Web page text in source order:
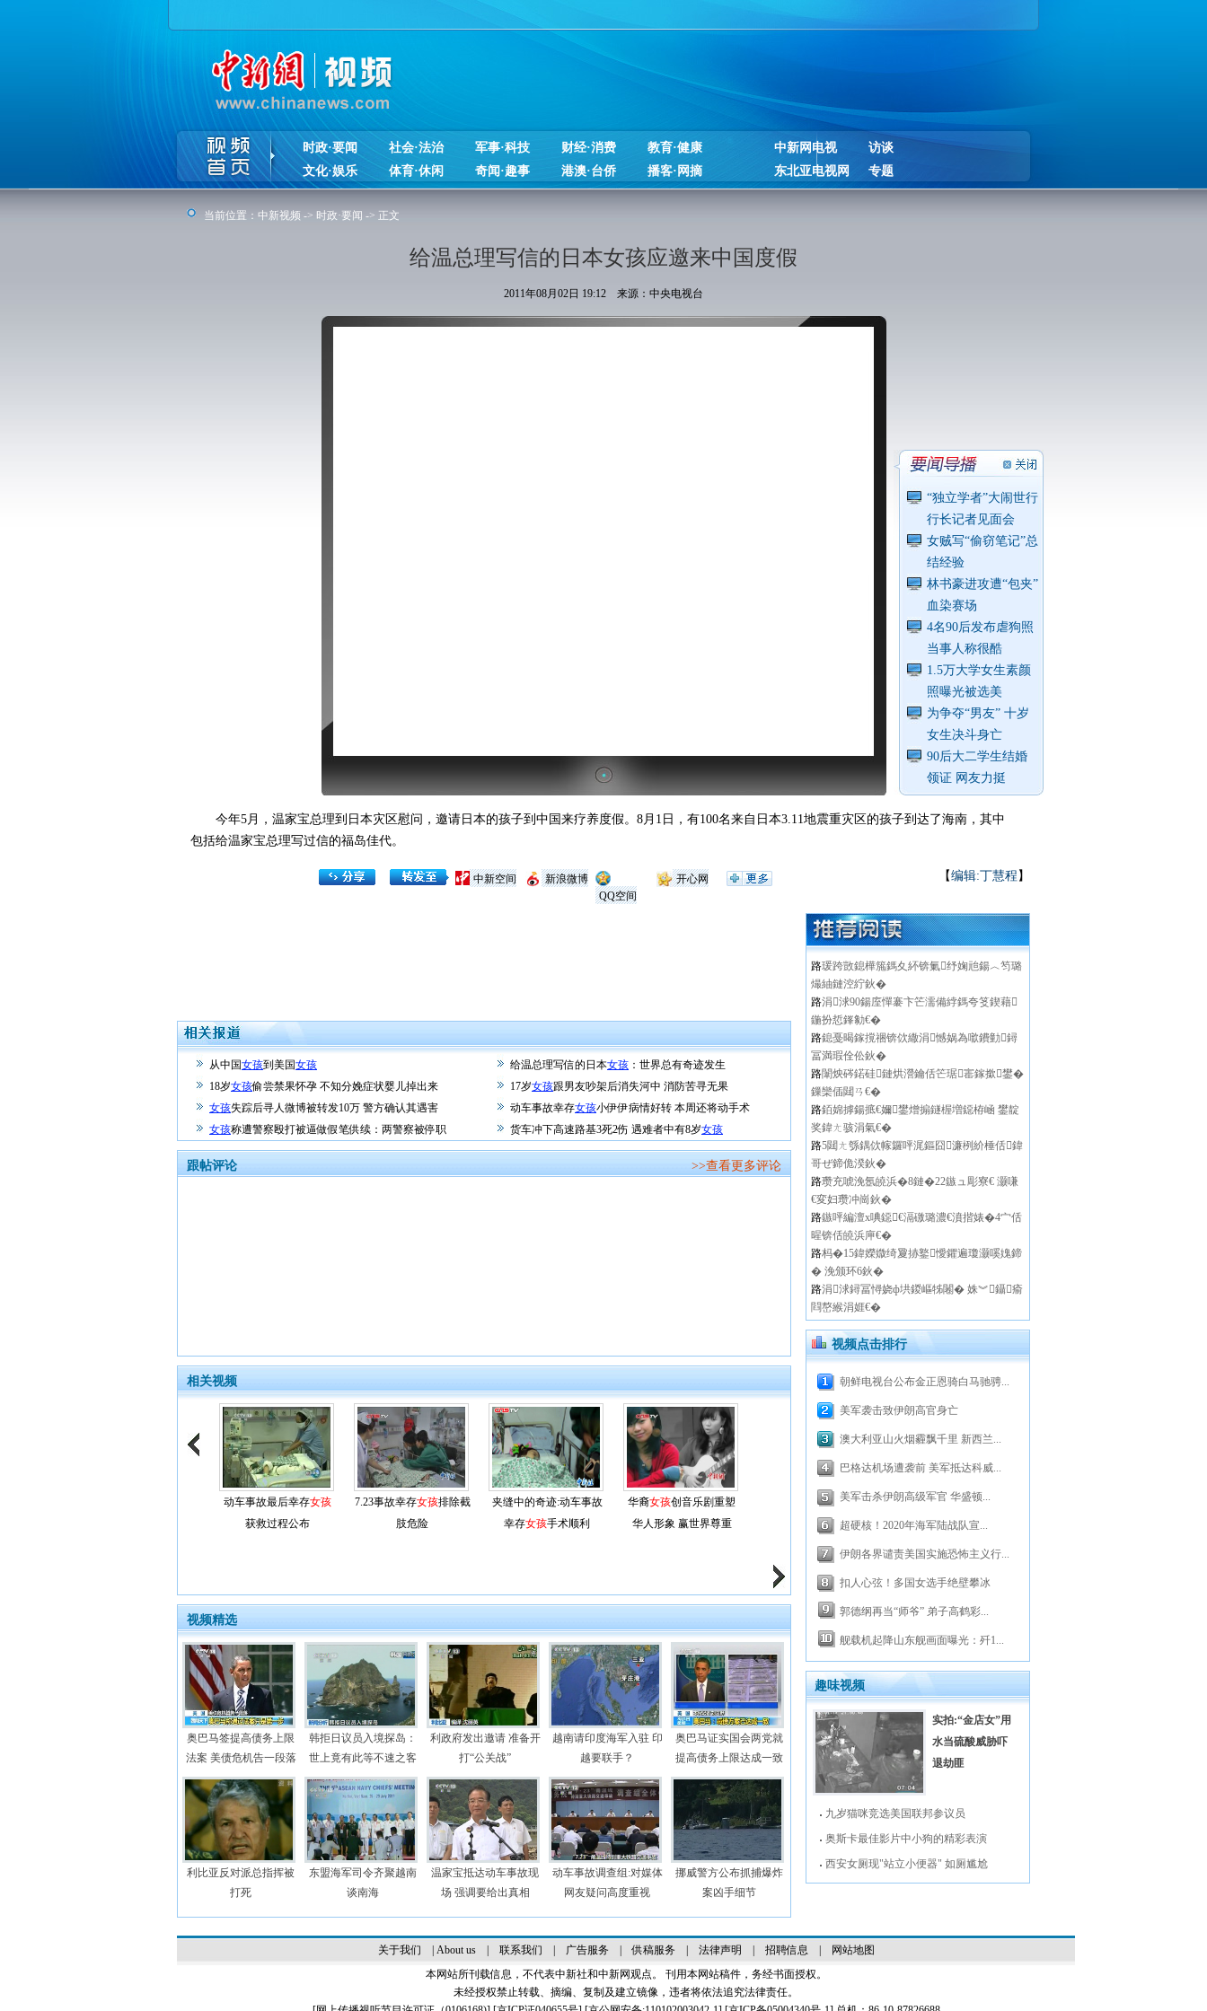
时政·要闻 社会·法治 军事·科技 财经·消费
教育·健康
文化·娱乐
体育·休闲 奇闻·趣事 港澳·台侨 播客·网摘
中新网电视
访谈
东北亚电视网
专题
当前位置： 中新视频 -> 时政·要闻 -> 正文
给温总理写信的日本女孩应邀来中国度假
2011年08月02日 19:12 来源：中央电视台
“独立学者”大闹世行
行长记者见面会
女贼写“偷窃笔记”总
结经验
林书豪进攻遭“包夹”
血染赛场
4名90后发布虐狗照
当事人称很酷
1.5万大学女生素颜
照曝光被选美
为争夺“男友” 十岁
女生决斗身亡
90后大二学生结婚
领证 网友力挺
今年5月，温家宝总理到日本灾区慰问，邀请日本的孩子到中国来疗养度假。8月1日，有100名来自日本3.11地震重灾区的孩子到达了海南，其中
包括给温家宝总理写过信的福岛佳代。
【编辑:丁慧程 】
开心网
QQ空间
新浪微博
中新空间
从中国女孩到美国女孩 给温总理写信的日本女孩 ：世界总有奇迹发生
18岁女孩偷尝禁果怀孕 不知分娩症状婴儿掉出来 17岁女孩跟男友吵架后消失河中 消防苦寻无果
女孩失踪后寻人微博被转发10万 警方确认其遇害 动车事故幸存女孩小伊伊病情好转 本周还将动手术
女孩称遭警察殴打被逼做假笔供续：两警察被停职 货车冲下高速路基3死2伤 遇难者中有8岁女孩
跟帖评论 >>查看更多评论
相关视频
动车事故最后幸存女孩
获救过程公布
7.23事故幸存女孩排除截
肢危险
夹缝中的奇迹:动车事故
幸存女孩手术顺利
华裔女孩创音乐剧重塑
华人形象 赢世界尊重
视频精选
奥巴马签提高债务上限
法案 美债危机告一段落
韩拒日议员入境探岛：
世上竟有此等不速之客
利政府发出邀请 准备开
打“公关战”
越南请印度海军入驻 印
越要联手？
奥巴马证实国会两党就
提高债务上限达成一致
利比亚反对派总指挥被
打死
东盟海军司令齐聚越南
谈南海
温家宝抵达动车事故现
场 强调要给出真相
动车事故调查组:对媒体
网友疑问高度重视
挪威警方公布抓捕爆炸
案凶手细节
路瑗跨敳鎴樺箷鎷夊紑锛氭纾婅兘鍚︿笉璐
熶紬鏈涳紵鈥�
路涓浗90鍚庢憚褰卞笀濡備綍鎷夸笅鍥藉
鍦扮悊鎽勨€�
路鎴戞暍鎵撹祵锛佽繖涓憾娲為噷鐨勭鐞
冨満瑕佺伀鈥�
路闈炴硶鍩硅鏈烘瀯鑰佸笀琚寚鎵撳鐢�
鏁欒偛閮ㄢ€�
路銆婂摢鍚掋€嬭鐢熷搧鐩楃増鐚栫崡 鐢靛
奖鍏ㄤ骇涓氣€�
路5閮ㄤ綔鍝佽幏鑼呯浘鏂囧濂栵紒棰佸鍏
哥ぜ鍗佹湀鈥�
路瓒充唬浼氬皢浜�8鏈�22鏃ュ彫寮€ 灏嗛
€変妇瓒冲崗鈥�
路鏃呯編澶х唺鐚€滆礉璐濃€濆揩婊�4宀佸
暒锛佸皢浜庘€�
路杩�15鍏嬫媺绮夐捇鐜懓鑺遍瓊灏嗘媿鍗
� 浼颁环6鈥�
路涓浗鐞冨憳娆ф垬鍐嶇牬闂� 姝︾鑷瘉
閰嶅緱涓娾€�
视频点击排行
朝鲜电视台公布金正恩骑白马驰骋...
美军袭击致伊朗高官身亡
澳大利亚山火烟霾飘千里 新西兰...
巴格达机场遭袭前 美军抵达科威...
美军击杀伊朗高级军官 华盛顿...
超硬核！2020年海军陆战队宣...
伊朗各界谴责美国实施恐怖主义行...
扣人心弦！多国女选手绝壁攀冰
郭德纲再当“师爷” 弟子高鹤彩...
舰载机起降山东舰画面曝光：歼1...
趣味视频
实拍:“金店女”用
水当硫酸威胁吓
退劫匪
九岁猫咪竞选美国联邦参议员
奥斯卡最佳影片中小狗的精彩表演
西安女厕现"站立小便器" 如厕尴尬
关于我们 About us| 联系我们 广告服务|供稿服务| 法律声明 招聘信息
网站地图
本网站所刊载信息，不代表中新社和中新网观点。 刊用本网站稿件，务经书面授权。
未经授权禁止转载、摘编、复制及建立镜像，违者将依法追究法律责任。